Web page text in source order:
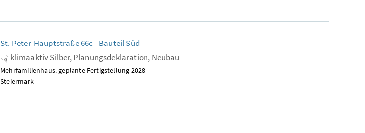
St. Peter-Hauptstraße 66c - Bauteil Süd
klimaaktiv Silber, Planungsdeklaration, Neubau
Mehrfamilienhaus. geplante Fertigstellung 2028.
Steiermark